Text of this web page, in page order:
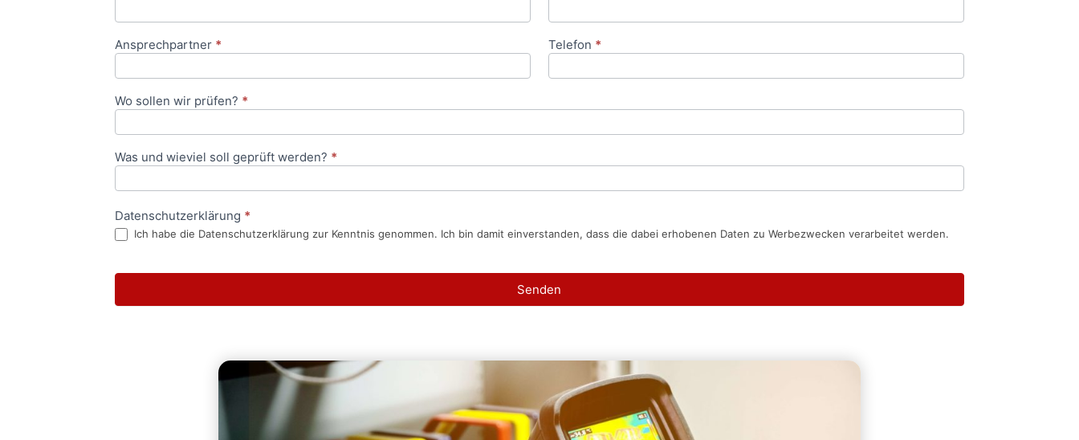
Ansprechpartner * Telefon *
Wo sollen wir prüfen? *
Was und wieviel soll geprüft werden? *
Datenschutzerklärung *
Ich habe die Datenschutzerklärung zur Kenntnis genommen. Ich bin damit einverstanden, dass die dabei erhobenen Daten zu Werbezwecken verarbeitet werden.
Senden